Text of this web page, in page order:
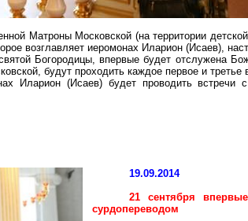
Матроны Московской (на территории
возглавляет иеромонах Иларион (Исаев),
Богородицы, впервые будет отслужена
будут проходить каждое первое и третье
Иларион(Исаев) будет проводить
19.09.2014
21 сентября
сурдопереводом